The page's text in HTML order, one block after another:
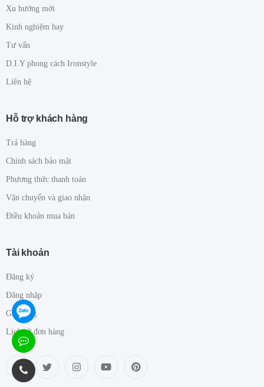
Xu hướng mới
Kinh nghiệm hay
Tư vấn
D.I.Y phong cách Ironstyle
Liên hệ
Hỗ trợ khách hàng
Trả hàng
Chính sách bảo mật
Phương thức thanh toán
Vận chuyển và giao nhận
Điều khoản mua bán
Tài khoản
Đăng ký
Đăng nhập
Giỏ hàng
Lịch sử đơn hàng